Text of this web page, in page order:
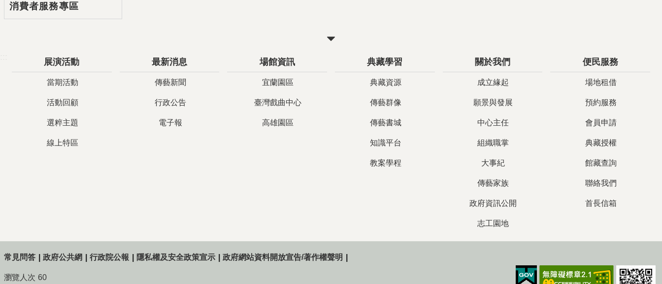
消費者服務專區
展演活動
當期活動
活動回顧
選粹主題
線上特區
最新消息
傳藝新聞
行政公告
電子報
場館資訊
宜蘭園區
臺灣戲曲中心
高雄園區
典藏學習
典藏資源
傳藝群像
傳藝書城
知識平台
教案學程
關於我們
成立緣起
願景與發展
中心主任
組織職掌
大事紀
傳藝家族
政府資訊公開
志工園地
便民服務
場地租借
預約服務
會員申請
典藏授權
館藏查詢
聯絡我們
首長信箱
常見問答 政府公共網 行政院公報 隱私權及安全政策宣示 政府網站資料開放宣告/著作權聲明
瀏覽人次 60